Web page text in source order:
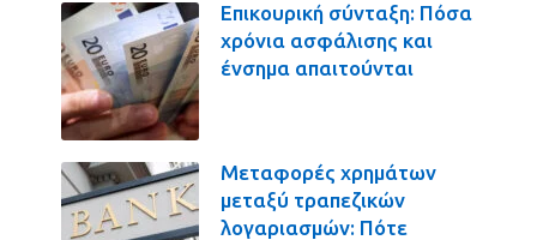
Επικουρική σύνταξη: Πόσα
χρόνια ασφάλισης και
ένσημα απαιτούνται
Μεταφορές χρημάτων
μεταξύ τραπεζικών
λογαριασμών: Πότε